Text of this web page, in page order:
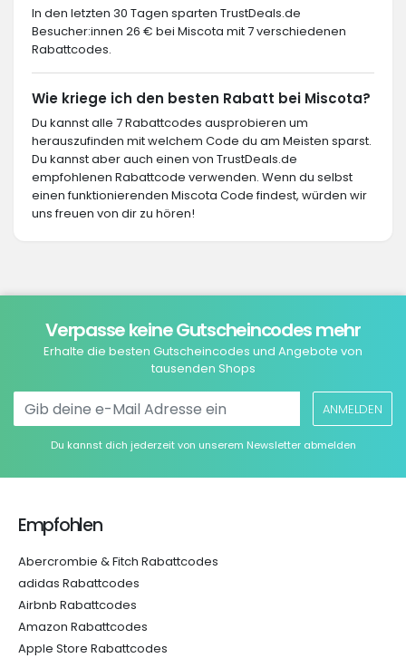
In den letzten 30 Tagen sparten TrustDeals.de
Besucher:innen 26 € bei Miscota mit 7 verschiedenen
Rabattcodes.
Wie kriege ich den besten Rabatt bei Miscota?
Du kannst alle 7 Rabattcodes ausprobieren um
herauszufinden mit welchem Code du am Meisten sparst.
Du kannst aber auch einen von TrustDeals.de
empfohlenen Rabattcode verwenden. Wenn du selbst
einen funktionierenden Miscota Code findest, würden wir
uns freuen von dir zu hören!
Verpasse keine Gutscheincodes mehr
Erhalte die besten Gutscheincodes und Angebote von
tausenden Shops
ANMELDEN
Du kannst dich jederzeit von unserem Newsletter abmelden
Empfohlen
Abercrombie & Fitch Rabattcodes
adidas Rabattcodes
Airbnb Rabattcodes
Amazon Rabattcodes
Apple Store Rabattcodes